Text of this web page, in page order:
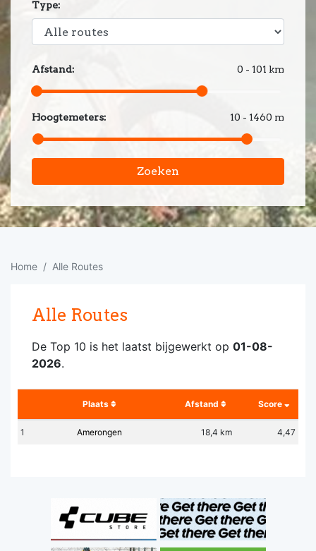
Type:
Afstand: 0 - 101 km
Hoogtemeters: 10 - 1460 m
Zoeken
Home Alle Routes
Alle Routes
De Top 10 is het laatst bijgewerkt op 01-08-
2026.
Plaats Afstand Score
1 Amerongen 18,4 km 4,47